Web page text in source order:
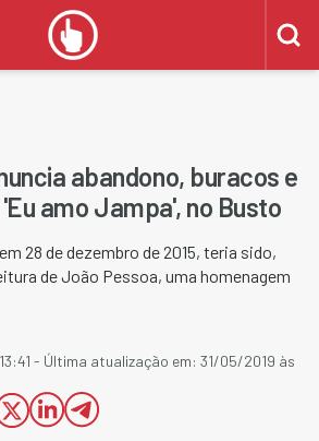
abandono, buracos e
amo Jampa', no Busto
28 de dezembro de 2015, teria sido,
de João Pessoa, uma homenagem
- Última atualização em: 31/05/2019 às